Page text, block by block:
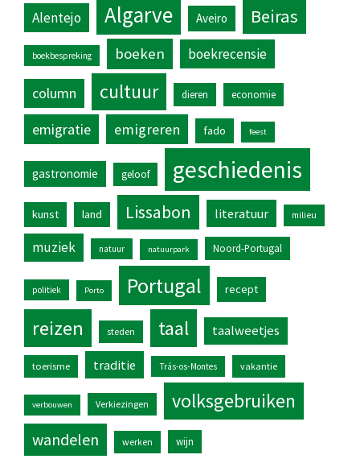
Alentejo Algarve Aveiro Beiras
boekbespreking boeken boekrecensie
column cultuur dieren economie
emigratie emigreren fado feest
gastronomie geloof geschiedenis
kunst land Lissabon literatuur milieu
muziek natuur natuurpark Noord-Portugal
politiek Porto Portugal recept
reizen steden taal taalweetjes
toerisme traditie Trás-os-Montes vakantie
verbouwen Verkiezingen volksgebruiken
wandelen werken wijn